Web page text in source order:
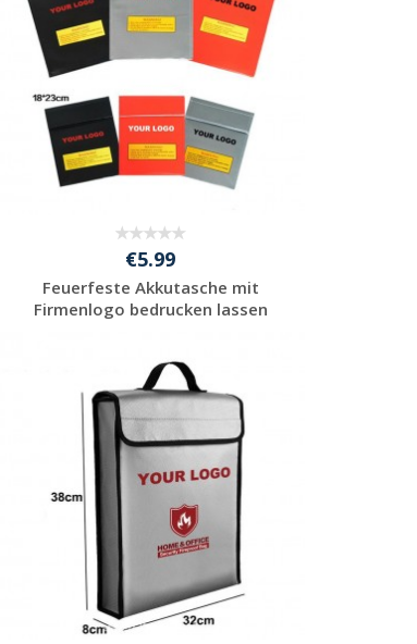
€5.99
Feuerfeste Akkutasche mit
Firmenlogo bedrucken lassen
anfordern